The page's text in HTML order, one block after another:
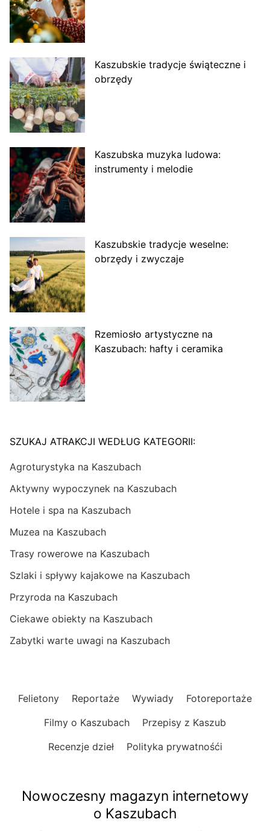
Kaszubskie tradycje świąteczne i
obrzędy
Kaszubska muzyka ludowa:
instrumenty i melodie
Kaszubskie tradycje weselne:
obrzędy i zwyczaje
Rzemiosło artystyczne na
Kaszubach: hafty i ceramika
SZUKAJ ATRAKCJI WEDŁUG KATEGORII:
Agroturystyka na Kaszubach
Aktywny wypoczynek na Kaszubach
Hotele i spa na Kaszubach
Muzea na Kaszubach
Trasy rowerowe na Kaszubach
Szlaki i spływy kajakowe na Kaszubach
Przyroda na Kaszubach
Ciekawe obiekty na Kaszubach
Zabytki warte uwagi na Kaszubach
Felietony Reportaże Wywiady
Fotoreportaże
Filmy o Kaszubach
Przepisy z Kaszub
Recenzje dzieł
Polityka prywatnośći
Nowoczesny magazyn internetowy
o Kaszubach